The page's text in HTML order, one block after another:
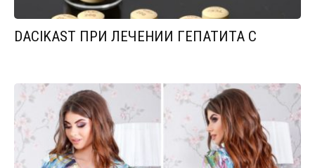
DACIKAST ПРИ ЛЕЧЕНИИ ГЕПАТИТА С